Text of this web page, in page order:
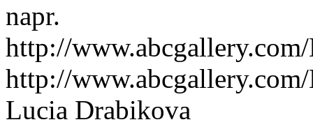
napr.
http://
http://
Lucia Drabikova